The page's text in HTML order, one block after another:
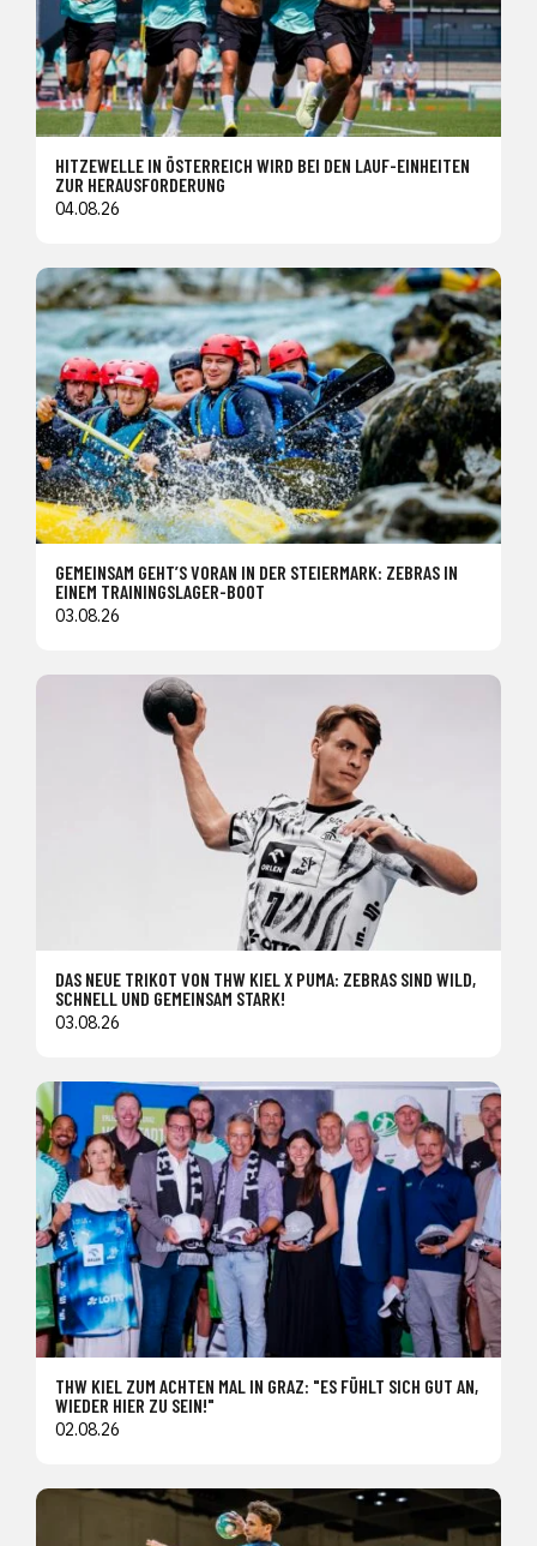
HITZEWELLE IN ÖSTERREICH WIRD BEI DEN LAUF-EINHEITEN
ZUR HERAUSFORDERUNG
04.08.26
GEMEINSAM GEHT’S VORAN IN DER STEIERMARK: ZEBRAS IN
EINEM TRAININGSLAGER-BOOT
03.08.26
DAS NEUE TRIKOT VON THW KIEL X PUMA: ZEBRAS SIND WILD,
SCHNELL UND GEMEINSAM STARK!
03.08.26
THW KIEL ZUM ACHTEN MAL IN GRAZ: "ES FÜHLT SICH GUT AN,
WIEDER HIER ZU SEIN!"
02.08.26